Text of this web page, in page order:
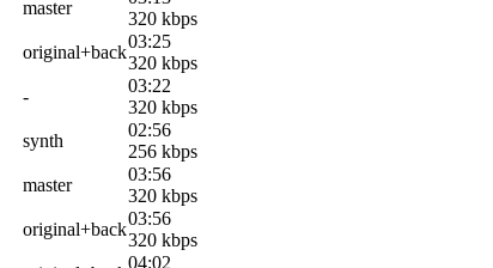
master
320 kbps
original+back
03:25
320 kbps
-
03:22
320 kbps
synth
02:56
256 kbps
master
03:56
320 kbps
original+back
03:56
320 kbps
04:02